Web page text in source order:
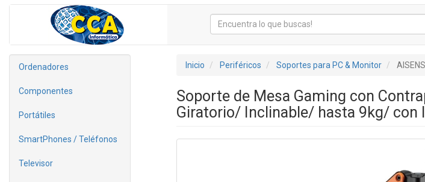
Ordenadores
Componentes
Portátiles
SmartPhones / Teléfonos
Televisor
Inicio Periféricos Soportes para PC & Monitor
Soporte de Mesa Gaming con
Giratorio/ Inclinable/ hasta 9kg/ con